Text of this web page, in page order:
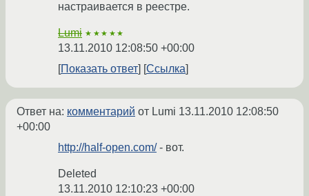
настраивается в реестре.
Lumi ★★★★★
13.11.2010 12:08:50 +00:00
Показать ответ
Ссылка
Ответ на: комментарий от Lumi 13.11.2010 12:08:50
+00:00
http://half-open.com/- вот.
Deleted
13.11.2010 12:10:23 +00:00